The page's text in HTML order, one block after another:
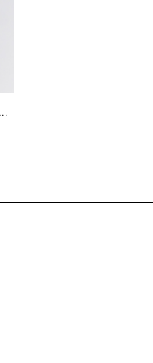
【Press News】黒柳徹子さんに「徹子の部屋」で春夏コレクションをご着用頂きました!!